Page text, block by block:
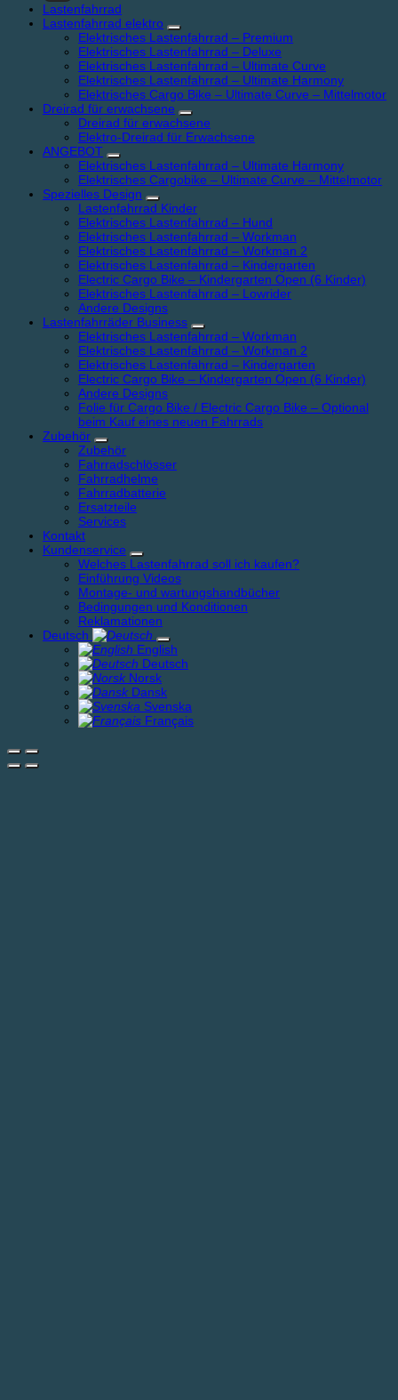
Lastenfahrrad
Lastenfahrrad elektro
Elektrisches Lastenfahrrad – Premium
Elektrisches Lastenfahrrad – Deluxe
Elektrisches Lastenfahrrad – Ultimate Curve
Elektrisches Lastenfahrrad – Ultimate Harmony
Elektrisches Cargo Bike – Ultimate Curve – Mittelmotor
Dreirad für erwachsene
Dreirad für erwachsene
Elektro-Dreirad für Erwachsene
ANGEBOT
Elektrisches Lastenfahrrad – Ultimate Harmony
Elektrisches Cargobike – Ultimate Curve – Mittelmotor
Spezielles Design
Lastenfahrrad Kinder
Elektrisches Lastenfahrrad – Hund
Elektrisches Lastenfahrrad – Workman
Elektrisches Lastenfahrrad – Workman 2
Elektrisches Lastenfahrrad – Kindergarten
Electric Cargo Bike – Kindergarten Open (6 Kinder)
Elektrisches Lastenfahrrad – Lowrider
Andere Designs
Lastenfahrräder Business
Elektrisches Lastenfahrrad – Workman
Elektrisches Lastenfahrrad – Workman 2
Elektrisches Lastenfahrrad – Kindergarten
Electric Cargo Bike – Kindergarten Open (6 Kinder)
Andere Designs
Folie für Cargo Bike / Electric Cargo Bike – Optional
beim Kauf eines neuen Fahrrads
Zubehör
Zubehör
Fahrradschlösser
Fahrradhelme
Fahrradbatterie
Ersatzteile
Services
Kontakt
Kundenservice
Welches Lastenfahrrad soll ich kaufen?
Einführung Videos
Montage- und wartungshandbücher
Bedingungen und Konditionen
Reklamationen
Deutsch
English
Deutsch
Norsk
Dansk
Svenska
Français